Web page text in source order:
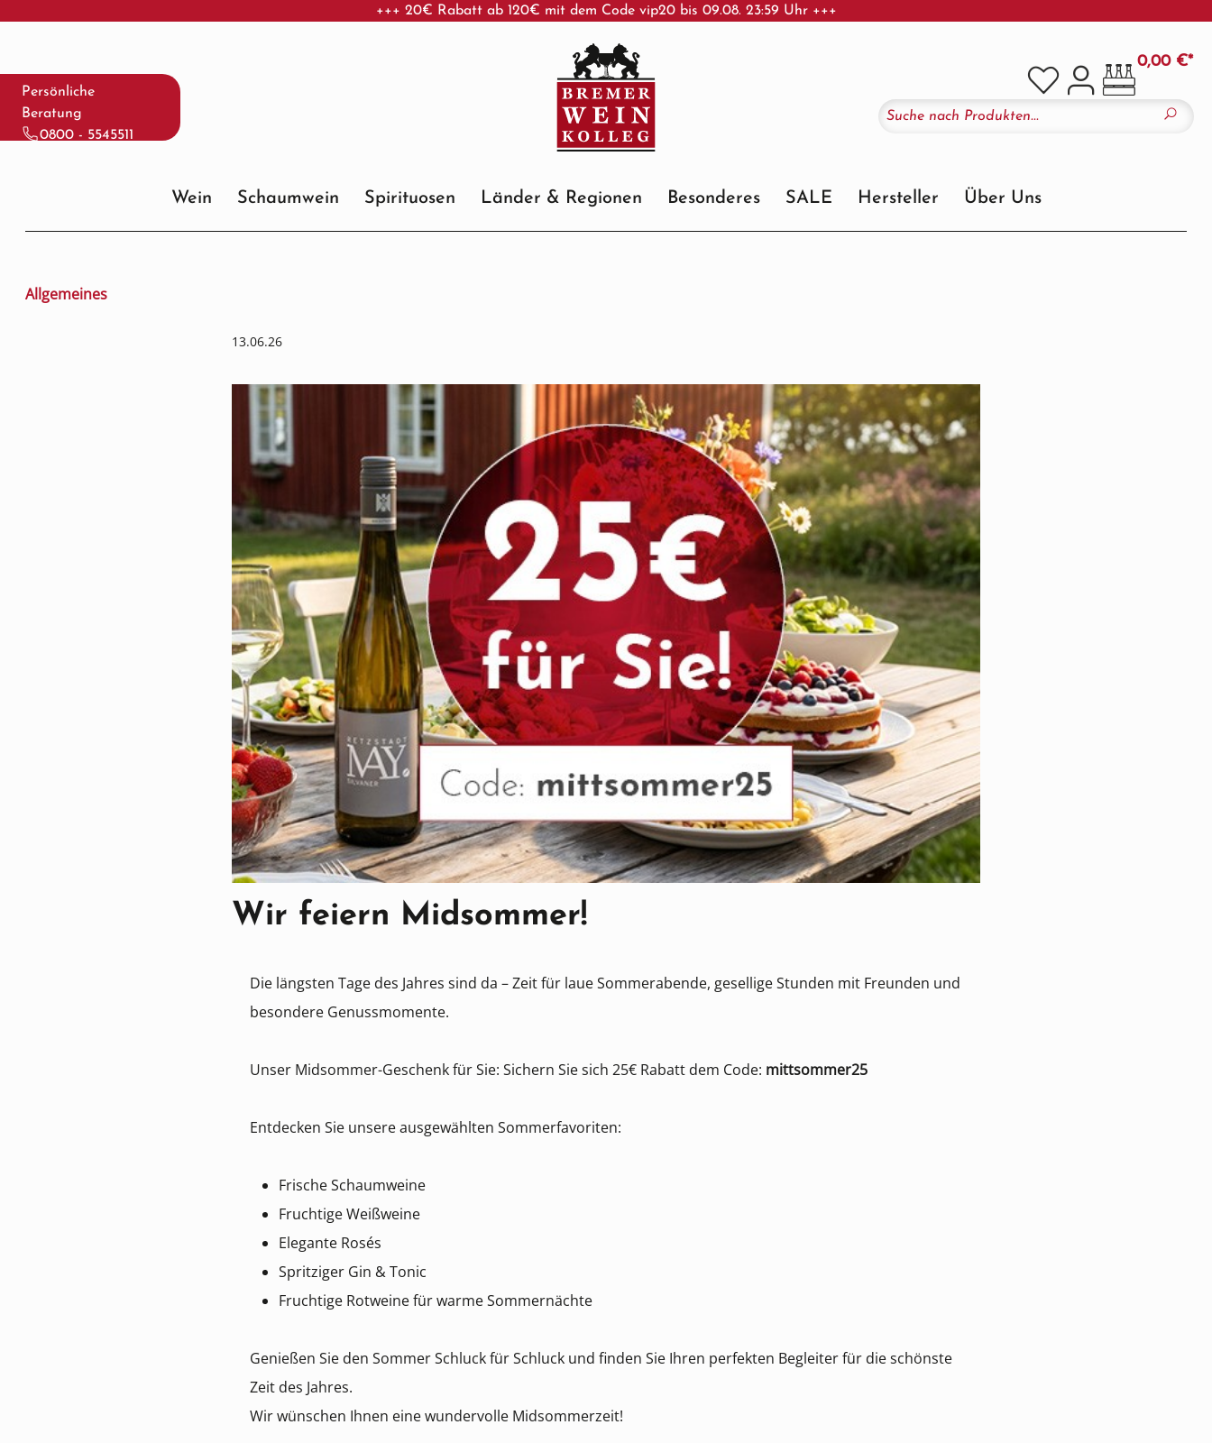
Hauptinhalt springen
Zur Suche springen
Zur Hauptnavigation springen
Persönliche
Beratung
0800 - 5545511
+++ 20€ Rabatt ab 120€ mit dem Code vip20 bis 09.08. 23:59 Uhr +++
0,00 €*
Wein Schaumwein Spirituosen Länder & Regionen Besonderes SALE Hersteller Über Uns
Allgemeines
13.06.26
Wir feiern Midsommer!
Die längsten Tage des Jahres sind da – Zeit für laue Sommerabende, gesellige Stunden mit Freunden und
besondere Genussmomente.
Unser Midsommer-Geschenk für Sie: Sichern Sie sich 25€ Rabatt dem Code: mittsommer25
Entdecken Sie unsere ausgewählten Sommerfavoriten:
Frische Schaumweine
Fruchtige Weißweine
Elegante Rosés
Spritziger Gin & Tonic
Fruchtige Rotweine für warme Sommernächte
Genießen Sie den Sommer Schluck für Schluck und finden Sie Ihren perfekten Begleiter für die schönste
Zeit des Jahres.
Wir wünschen Ihnen eine wundervolle Midsommerzeit!